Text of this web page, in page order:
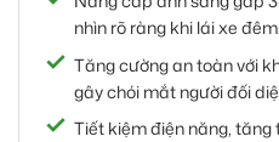
nhìn rõ ràng khi lái xe đêm.
Tăng cường an toàn với
gây chói mắt người đối
Tiết kiệm điện năng, tăng